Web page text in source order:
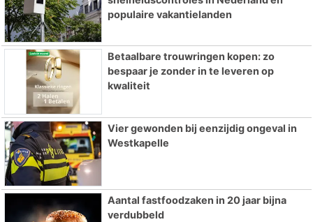
populaire vakantielanden
Betaalbare trouwringen kopen: zo
bespaar je zonder in te leveren op
kwaliteit
Vier gewonden bij eenzijdig ongeval in
Westkapelle
Aantal fastfoodzaken in 20 jaar bijna
verdubbeld